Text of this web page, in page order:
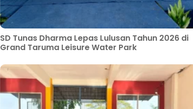
SD Tunas Dharma Lepas Lulusan Tahun 2026 di
Grand Taruma Leisure Water Park